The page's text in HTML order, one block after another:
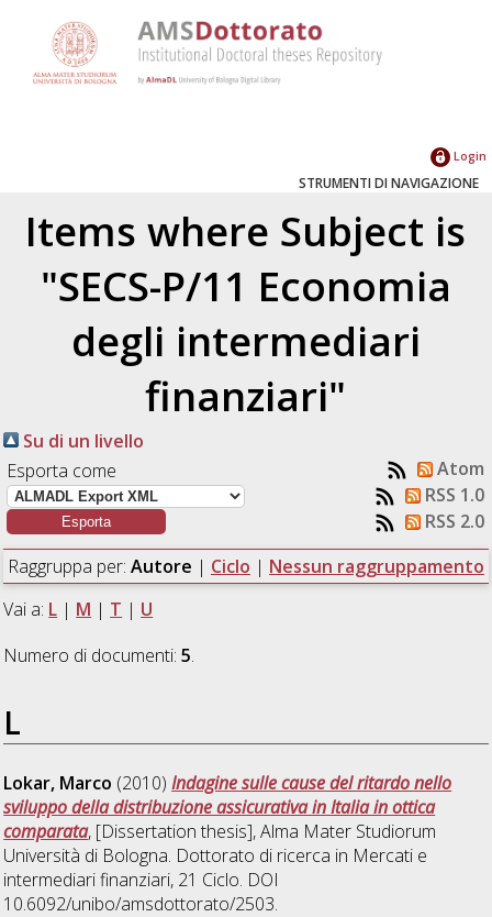
Login
STRUMENTI DI NAVIGAZIONE
Items where Subject is
"SECS-P/11 Economia
degli intermediari
finanziari"
Su di un livello
Esporta come
Atom
RSS 1.0
RSS 2.0
Raggruppa per: Autore | Ciclo | Nessun raggruppamento
Vai a: L | M | T | U
Numero di documenti:5.
L
Lokar, Marco (2010)Indagine sulle cause del ritardo nello
sviluppo della distribuzione assicurativa in Italia in ottica
comparata, [Dissertation thesis], Alma Mater Studiorum
Università di Bologna. Dottorato di ricerca in Mercati e
intermediari finanziari, 21 Ciclo. DOI
10.6092/unibo/amsdottorato/2503.